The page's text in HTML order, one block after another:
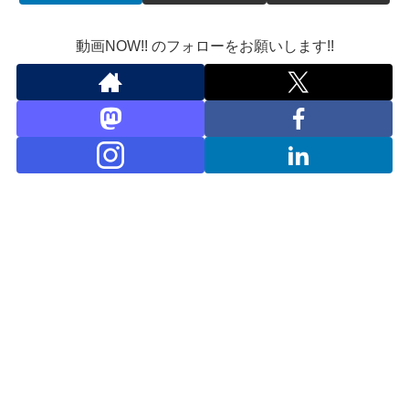
動画NOW!! のフォローをお願いします!!